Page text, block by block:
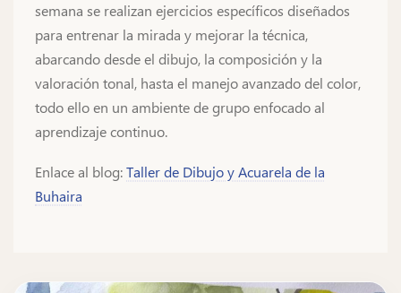
semana se realizan ejercicios específicos diseñados
para entrenar la mirada y mejorar la técnica,
abarcando desde el dibujo, la composición y la
valoración tonal, hasta el manejo avanzado del color,
todo ello en un ambiente de grupo enfocado al
aprendizaje continuo.
Enlace al blog:Taller de Dibujo y Acuarela de la
Buhaira